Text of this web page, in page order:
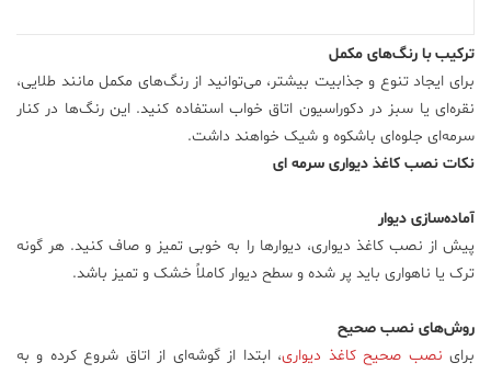
ترکیب با رنگ‌های مکمل
برای ایجاد تنوع و جذابیت بیشتر، می‌توانید از رنگ‌های مکمل مانند طلایی،
نقره‌ای یا سبز در دکوراسیون اتاق خواب استفاده کنید. این رنگ‌ها در کنار
سرمه‌ای جلوه‌ای باشکوه و شیک خواهند داشت.
نکات نصب کاغذ دیواری سرمه ای
آماده‌سازی دیوار
پیش از نصب کاغذ دیواری، دیوارها را به خوبی تمیز و صاف کنید. هر گونه
ترک یا ناهواری باید پر شده و سطح دیوار کاملاً خشک و تمیز باشد.
روش‌های نصب صحیح
برای نصب صحیح کاغذ دیواری، ابتدا از گوشه‌ای از اتاق شروع کرده و به